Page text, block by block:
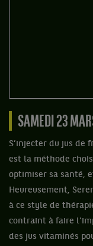
SAMEDI 23
S’injecter du jus de
est la méthode
optimiser sa santé,
Heureusement,
à ce style de
contraint à faire
des jus vitaminés